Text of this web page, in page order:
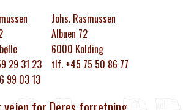
29 31 23
99 03 13
Johs. Rasmussen
Albuen 72
6000 Kolding
tlf. +45 75 50 86 77